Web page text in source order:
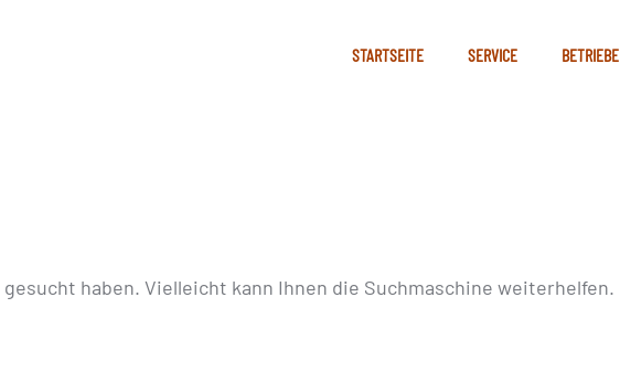
STARTSEITE SERVICE BETRIEBE
haben. Vielleicht kann Ihnen die Suchmaschine weiterhelfen.